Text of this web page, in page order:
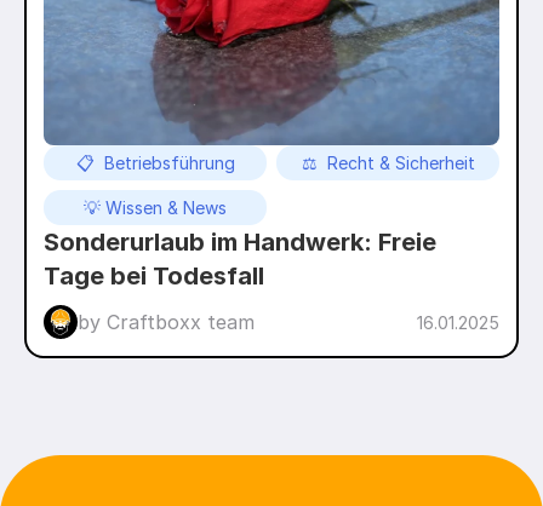
📋  Betriebsführung ⚖️  Recht & Sicherheit
💡 Wissen & News
Sonderurlaub im Handwerk: Freie
Tage bei Todesfall
by Craftboxx team 16.01.2025